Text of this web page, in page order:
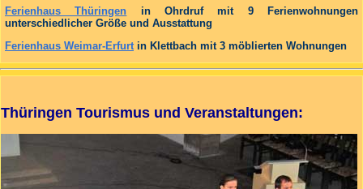
Ferienhaus Thüringen in Ohrdruf mit 9 Ferienwohnungen
unterschiedlicher Größe und Ausstattung
Ferienhaus Weimar-Erfurt in Klettbach mit 3 möblierten Wohnungen
Thüringen Tourismus und Veranstaltungen: